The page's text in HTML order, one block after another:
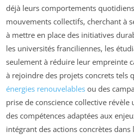
déjà leurs comportements
mouvements collectifs, cherchant à
à mettre en place des initiatives
les universités franciliennes, les
seulement à réduire leur empreinte
à rejoindre des projets concrets tels
énergies renouvelables ou des
prise de conscience collective révèle
des compétences adaptées aux
intégrant des actions concrètes